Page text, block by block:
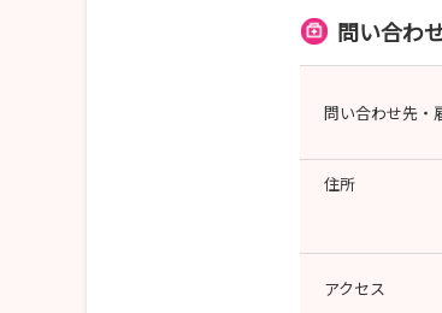
問い合わ
問い合わせ先・
住所
アクセス